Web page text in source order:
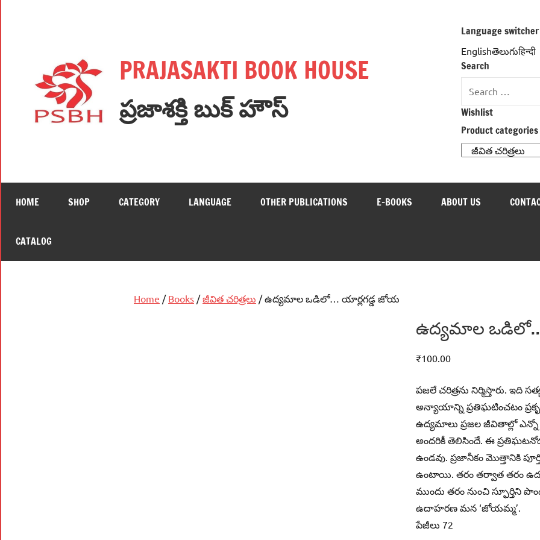
PRAJASAKTI BOOK HOUSE
ప్రజాశక్తి బుక్ హౌస్
Language switcher
Englishతెలుగుहिन्दी
Search
Search
for:
Wishlist
Product categories
HOME SHOP CATEGORY LANGUAGE OTHER PUBLICATIONS E-BOOKS ABOUT US
CATALOG
Home / Books /జీవిత చరిత్రలు / ఉద్యమాల ఒడిలో… యార్లగడ్డ జోయ
ఉద్యమాల
₹100.00
పజలే చరిత్రను నిర్మిస్తారు. ఇది
అన్యాయాన్ని ప్రతిఘటించటం
ఉద్యమాలు ప్రజల జీవితాల్లో
అందరికీ తెలిసిందే. ఈ
ఉండవు. ప్రజానీకం మొత్తానికి
ఉంటాయి. తరం తర్వాత తరం
ముందు తరం నుంచి స్ఫూర్తిని
ఉదాహరణ మన ‘జోయమ్మ’.
పేజీలు 72